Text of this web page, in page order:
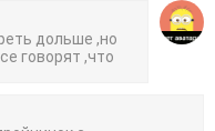
дольше ,но
говорят ,что